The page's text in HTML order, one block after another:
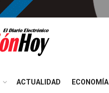
ACTUALIDAD ECONOMÍA